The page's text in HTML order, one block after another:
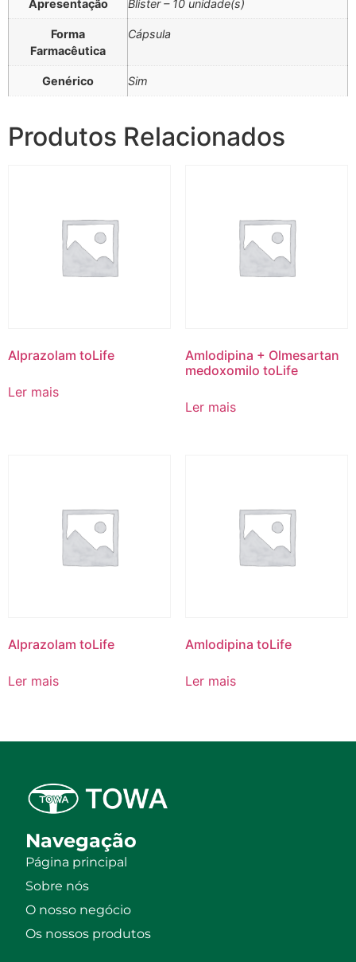
Apresentação Blister – 10 unidade(s)
Forma
Farmacêutica
Cápsula
Genérico Sim
Produtos Relacionados
Alprazolam toLife
Ler mais
Amlodipina + Olmesartan
medoxomilo toLife
Ler mais
Alprazolam toLife
Ler mais
Amlodipina toLife
Ler mais
Navegação
Página principal
Sobre nós
O nosso negócio
Os nossos produtos